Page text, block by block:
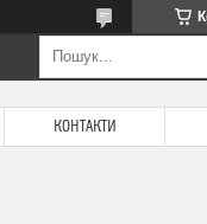
КОНТАКТИ